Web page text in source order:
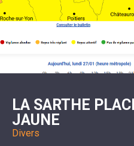
20ÈME
RÉUNIONS
CONSEIL
ARRÊTÉS
ET
MAIRE
DE
LA
MINORITÉ
ÉCOLES
COLLÈGE
11
ANS
ASSOCIATION
LA
COULÉE
ENVIRONNEMENT
L'ASSAINISSEMENT
RÉSIDENCE
AUTONOMIE
LA
POLICE
MUNICIPALE
SÉCURITÉ
MUSIQUE
DE
VISITES
DÉCOUVERTES
RANDONNÉES
LE
CAMPING-
CARS
TENTES
ET
CARAVANES
LA SARTHE
JAUNE
Divers